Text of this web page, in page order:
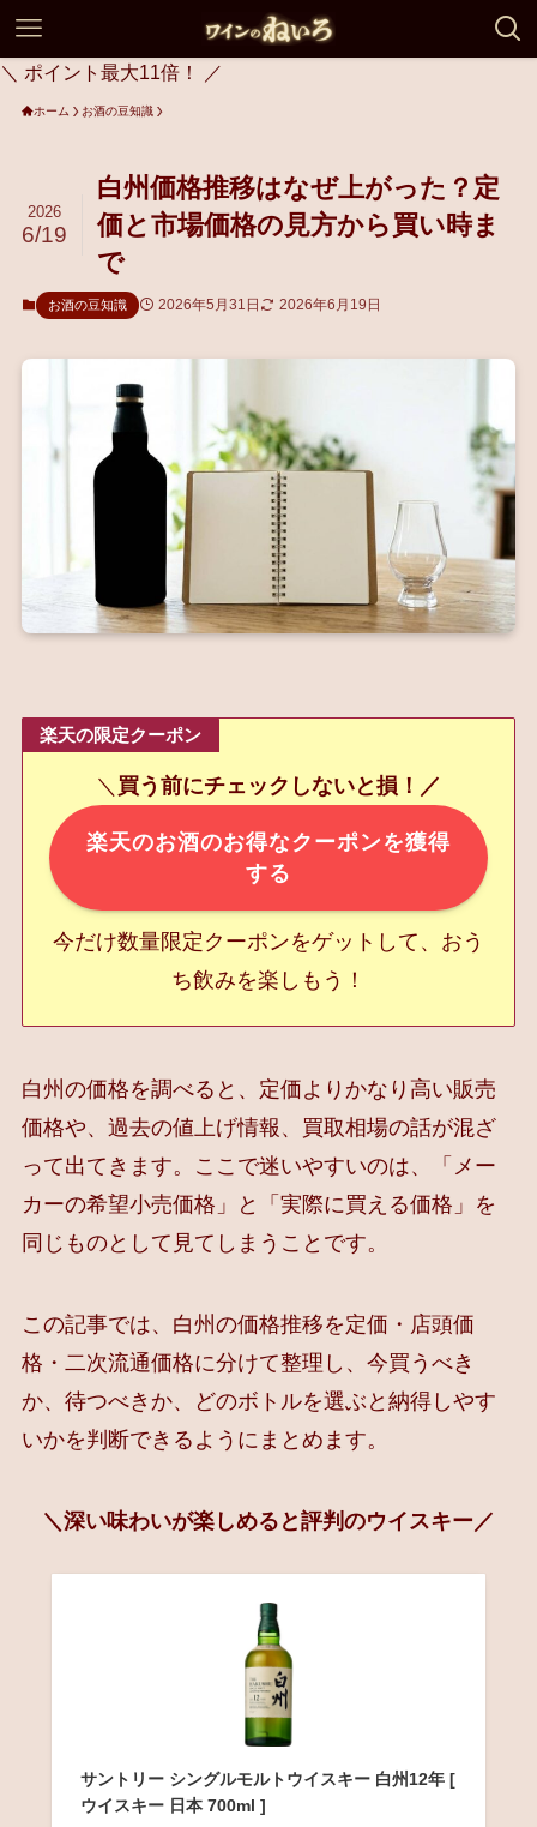
＼ ポイント最大11倍！ ／
ホーム お酒の豆知識
白州価格推移はなぜ上がった？定
価と市場価格の見方から買い時ま
で
2026
6/19
お酒の豆知識 2026年5月31日 2026年6月19日
楽天の限定クーポン
＼ 買う前にチェックしないと損！／
楽天のお酒のお得なクーポンを獲得
する
今だけ数量限定クーポンをゲットして、おう
ち飲みを楽しもう！
白州の価格を調べると、定価よりかなり高い販売
価格や、過去の値上げ情報、買取相場の話が混ざ
って出てきます。ここで迷いやすいのは、「メー
カーの希望小売価格」と「実際に買える価格」を
同じものとして見てしまうことです。
この記事では、白州の価格推移を定価・店頭価
格・二次流通価格に分けて整理し、今買うべき
か、待つべきか、どのボトルを選ぶと納得しやす
いかを判断できるようにまとめます。
＼深い味わいが楽しめると評判のウイスキー／
サントリー シングルモルトウイスキー 白州12年 [
ウイスキー 日本 700ml ]